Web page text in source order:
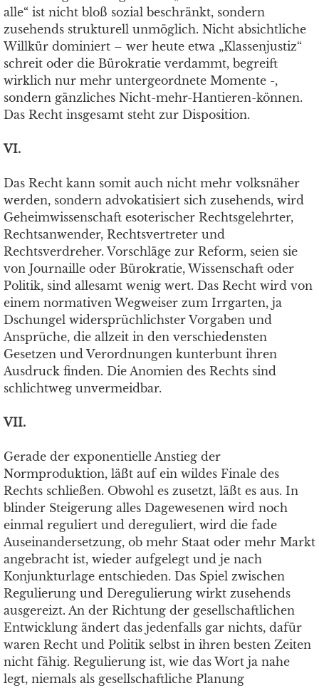
alle“ ist nicht bloß sozial beschränkt, sondern
zusehends strukturell unmöglich. Nicht absichtliche
Willkür dominiert – wer heute etwa „Klassenjustiz“
schreit oder die Bürokratie verdammt, begreift
wirklich nur mehr untergeordnete Momente -,
sondern gänzliches Nicht-mehr-Hantieren-können.
Das Recht insgesamt steht zur Disposition.
VI.
Das Recht kann somit auch nicht mehr volksnäher
werden, sondern advokatisiert sich zusehends, wird
Geheimwissenschaft esoterischer Rechtsgelehrter,
Rechtsanwender, Rechtsvertreter und
Rechtsverdreher. Vorschläge zur Reform, seien sie
von Journaille oder Bürokratie, Wissenschaft oder
Politik, sind allesamt wenig wert. Das Recht wird von
einem normativen Wegweiser zum Irrgarten, ja
Dschungel widersprüchlichster Vorgaben und
Ansprüche, die allzeit in den verschiedensten
Gesetzen und Verordnungen kunterbunt ihren
Ausdruck finden. Die Anomien des Rechts sind
schlichtweg unvermeidbar.
VII.
Gerade der exponentielle Anstieg der
Normproduktion, läßt auf ein wildes Finale des
Rechts schließen. Obwohl es zusetzt, läßt es aus. In
blinder Steigerung alles Dagewesenen wird noch
einmal reguliert und dereguliert, wird die fade
Auseinandersetzung, ob mehr Staat oder mehr Markt
angebracht ist, wieder aufgelegt und je nach
Konjunkturlage entschieden. Das Spiel zwischen
Regulierung und Deregulierung wirkt zusehends
ausgereizt. An der Richtung der gesellschaftlichen
Entwicklung ändert das jedenfalls gar nichts, dafür
waren Recht und Politik selbst in ihren besten Zeiten
nicht fähig. Regulierung ist, wie das Wort ja nahe
legt, niemals als gesellschaftliche Planung